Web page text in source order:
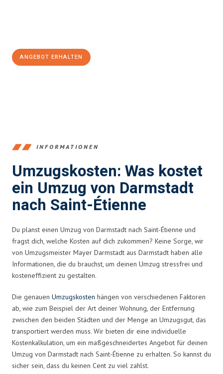
ANGEBOT ERHALTEN
INFORMATIONEN
Umzugskosten: Was kostet
ein Umzug von Darmstadt
nach Saint-Étienne
Du planst einen Umzug von Darmstadt nach Saint-Étienne und
fragst dich, welche Kosten auf dich zukommen? Keine Sorge, wir
von Umzugsmeister Mayer Darmstadt aus Darmstadt haben alle
Informationen, die du brauchst, um deinen Umzug stressfrei und
kosteneffizient zu gestalten.
Die genauen Umzugskosten hängen von verschiedenen Faktoren
ab, wie zum Beispiel der Art deiner Wohnung, der Entfernung
zwischen den beiden Städten und der Menge an Umzugsgut, das
transportiert werden muss. Wir bieten dir eine individuelle
Kostenkalkulation, um ein maßgeschneidertes Angebot für deinen
Umzug von Darmstadt nach Saint-Étienne zu erhalten. So kannst du
sicher sein, dass du keinen Cent zu viel zahlst.